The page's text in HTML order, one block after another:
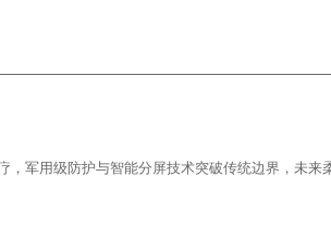
，军用级防护与智能分屏技术突破传统边界，未